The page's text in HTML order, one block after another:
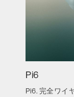
Pi6
Pi6. 完全ワイ